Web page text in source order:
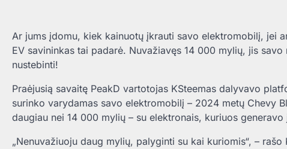
Ar jums įdomu, kiek kainuotų įkrauti savo elektromobilį, jei
EV savininkas tai padarė. Nuvažiavęs 14 000 mylių, jis
nustebinti!
Praėjusią savaitę PeakD vartotojas KSteemas dalyvavo
surinko varydamas savo elektromobilį – 2024 metų Chevy
daugiau nei 14 000 mylių – su elektronais, kuriuos generavo
„Nenuvažiuoju daug mylių, palyginti su kai kuriomis“, –